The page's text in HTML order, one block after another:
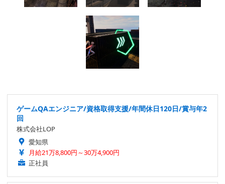
ゲームQAエンジニア/資格取得支援/年間休日120日/賞与年2
回
株式会社LOP
愛知県
月給21万8,800円～30万4,900円
正社員